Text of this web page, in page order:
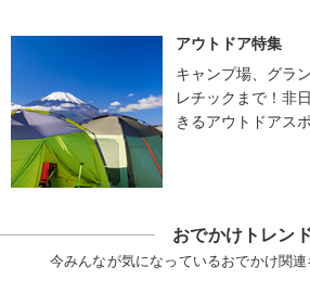
アウトドア特集
キャンプ場、グラ
レチックまで！非
きるアウトドアス
おでかけトレン
今みんなが気になっているおでかけ関連